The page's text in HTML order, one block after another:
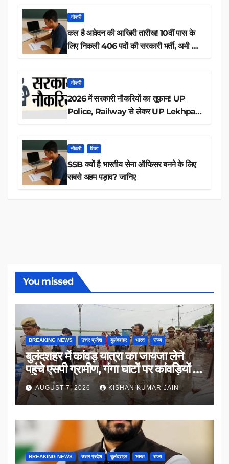
नौकरी
कल है आवेदन की आखिरी तारीख! 10वीं पास के
लिए निकली 406 पदों की सरकारी भर्ती, अभी करें
नौकरी
2026 में सरकारी नौकरियों का तूफान! UP
Police, Railway से लेकर UP Lekhpal
नौकरी शिक्षा
SSB क्यों है भारतीय सेना ऑफिसर बनने के लिए
सबसे अहम पड़ाव? जानिए
You missed
BREAKING NEWS उत्तर प्रदेश बुलंदशहर भारत राज्य
बुलंदशहर में कांवड़ यात्रा का जायजा लेने
पहुंचे एसपी ग्रामीण, गंगा घाटों पर कांवड़ियों से
किया संवाद
AUGUST 7, 2026 KISHAN KUMAR JAIN
BREAKING NEWS उत्तर प्रदेश बुलंदशहर भारत राज्य